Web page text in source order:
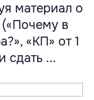
материал о
в
«КП» от 1
сдать ...